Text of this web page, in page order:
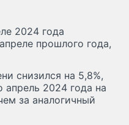
2024 года
прошлого года,
снизился на 5,8%,
апрель 2024 года на
за аналогичный